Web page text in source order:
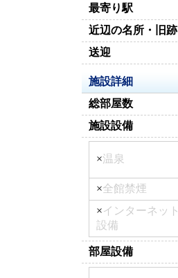
最寄り駅
近辺の名所・旧跡
送迎
施設詳細
総部屋数
施設設備
×温泉
×全館禁煙
×インターネット
設備
部屋設備